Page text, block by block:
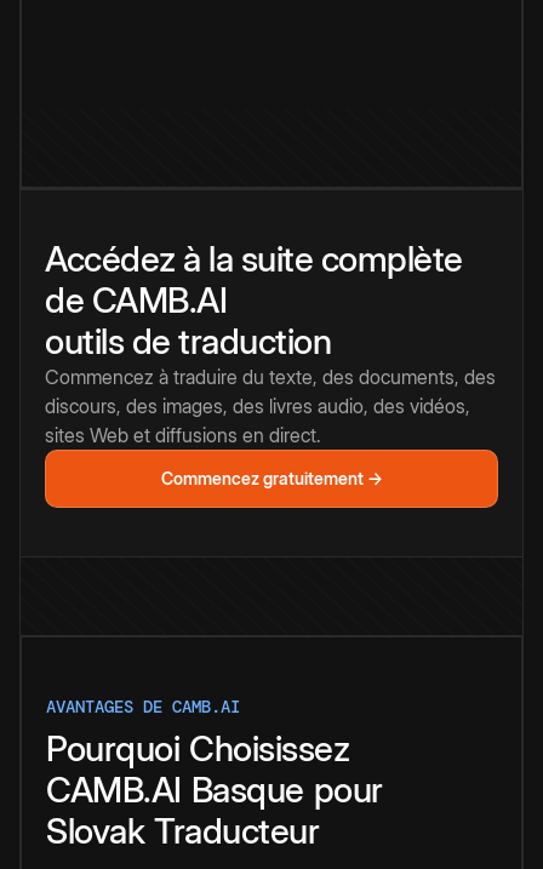
Accédez à la suite complète
de CAMB.AI
outils de traduction
Commencez à traduire du texte, des documents, des
discours, des images, des livres audio, des vidéos,
sites Web et diffusions en direct.
Commencez gratuitement →
AVANTAGES DE CAMB.AI
Pourquoi Choisissez
CAMB.AI Basque pour
Slovak Traducteur